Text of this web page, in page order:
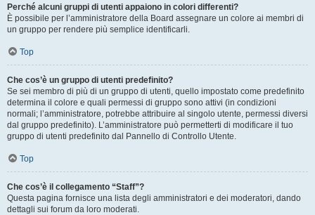
Perché alcuni gruppi di utenti appaiono in colori differenti?
È possibile per l’amministratore della Board assegnare un colore ai membri di
un gruppo per rendere più semplice identificarli.
Top
Che cos’è un gruppo di utenti predefinito?
Se sei membro di più di un gruppo di utenti, quello impostato come predefinito
determina il colore e quali permessi di gruppo sono attivi (in condizioni
normali; l’amministratore, potrebbe attribuire al singolo utente, permessi diversi
dal gruppo predefinito). L’amministratore può permetterti di modificare il tuo
gruppo di utenti predefinito dal Pannello di Controllo Utente.
Top
Che cos’è il collegamento “Staff”?
Questa pagina fornisce una lista degli amministratori e dei moderatori, dando
dettagli sui forum da loro moderati.